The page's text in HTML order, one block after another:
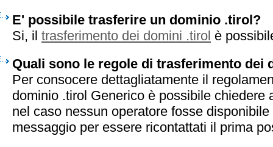
E' possibile trasferire un dominio .tirol?
Si, il trasferimento dei domini .tirol è
Quali sono le regole di trasferimento dei
Per consocere dettagliatamente il
dominio .tirol Generico è possibile chiedere
nel caso nessun operatore fosse
messaggio per essere ricontattati il prima